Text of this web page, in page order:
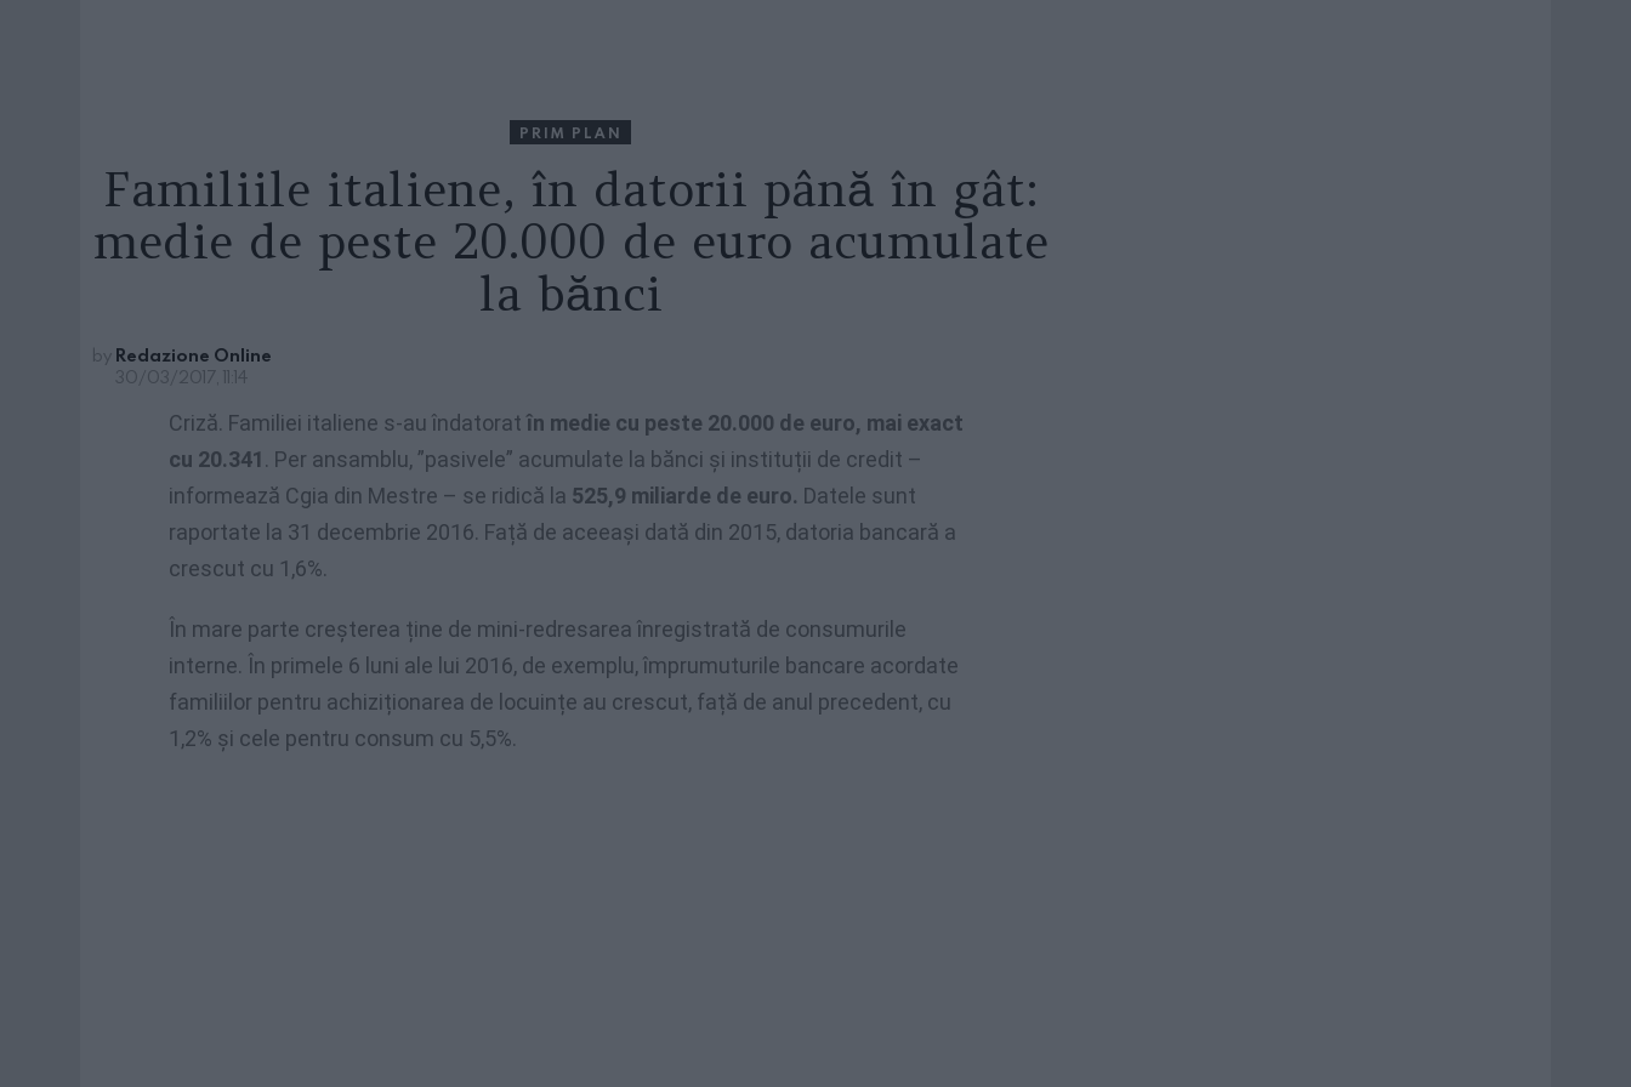
PRIM PLAN
Familiile italiene, în datorii până în gât:
medie de peste 20.000 de euro acumulate
la bănci
by Redazione Online
30/03/2017, 11:14
Criză. Familiei italiene s-au îndatorat în medie cu peste 20.000 de euro, mai exact
cu 20.341 . Per ansamblu, ”pasivele” acumulate la bănci și instituții de credit –
informează Cgia din Mestre – se ridică la 525,9 miliarde de euro. Datele sunt
raportate la 31 decembrie 2016. Față de aceeași dată din 2015, datoria bancară a
crescut cu 1,6%.
În mare parte creșterea ține de mini-redresarea înregistrată de consumurile
interne. În primele 6 luni ale lui 2016, de exemplu, împrumuturile bancare acordate
familiilor pentru achiziționarea de locuințe au crescut, față de anul precedent, cu
1,2% și cele pentru consum cu 5,5%.